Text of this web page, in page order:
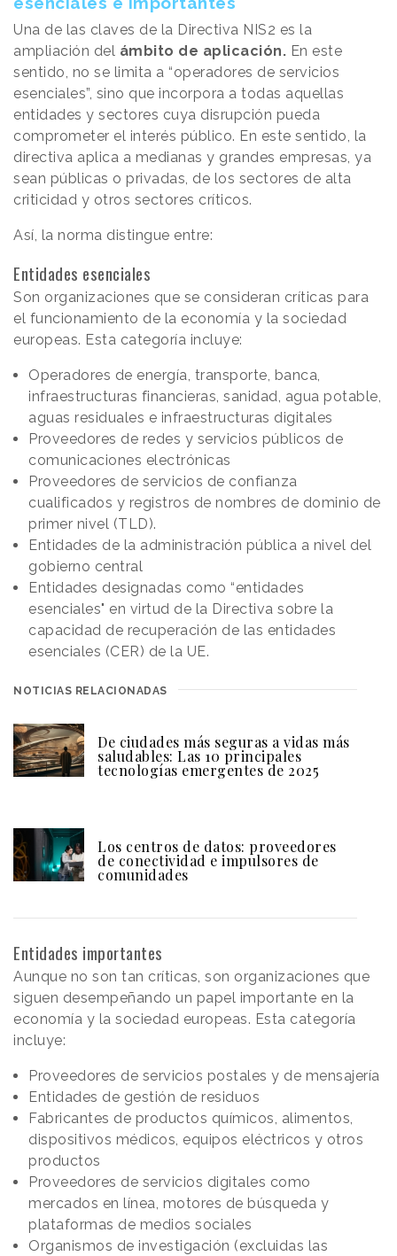
Una de las claves de la Directiva NIS2 es la
ampliación del ámbito de aplicación. En este
sentido, no se limita a “operadores de servicios
esenciales”, sino que incorpora a todas aquellas
entidades y sectores cuya disrupción pueda
comprometer el interés público. En este sentido, la
directiva aplica a medianas y grandes empresas, ya
sean públicas o privadas, de los sectores de alta
criticidad y otros sectores críticos.
Así, la norma distingue entre:
Entidades esenciales
Son organizaciones que se consideran críticas para
el funcionamiento de la economía y la sociedad
europeas. Esta categoría incluye:
Operadores de energía, transporte, banca,
infraestructuras financieras, sanidad, agua potable,
aguas residuales e infraestructuras digitales
Proveedores de redes y servicios públicos de
comunicaciones electrónicas
Proveedores de servicios de confianza
cualificados y registros de nombres de dominio de
primer nivel (TLD).
Entidades de la administración pública a nivel del
gobierno central
Entidades designadas como “entidades
esenciales" en virtud de la Directiva sobre la
capacidad de recuperación de las entidades
esenciales (CER) de la UE.
NOTICIAS RELACIONADAS
De ciudades más seguras a vidas más
saludables: Las 10 principales
tecnologías emergentes de 2025
Los centros de datos: proveedores
de conectividad e impulsores de
comunidades
Entidades importantes
Aunque no son tan críticas, son organizaciones que
siguen desempeñando un papel importante en la
economía y la sociedad europeas. Esta categoría
incluye:
Proveedores de servicios postales y de mensajería
Entidades de gestión de residuos
Fabricantes de productos químicos, alimentos,
dispositivos médicos, equipos eléctricos y otros
productos
Proveedores de servicios digitales como
mercados en línea, motores de búsqueda y
plataformas de medios sociales
Organismos de investigación (excluidas las